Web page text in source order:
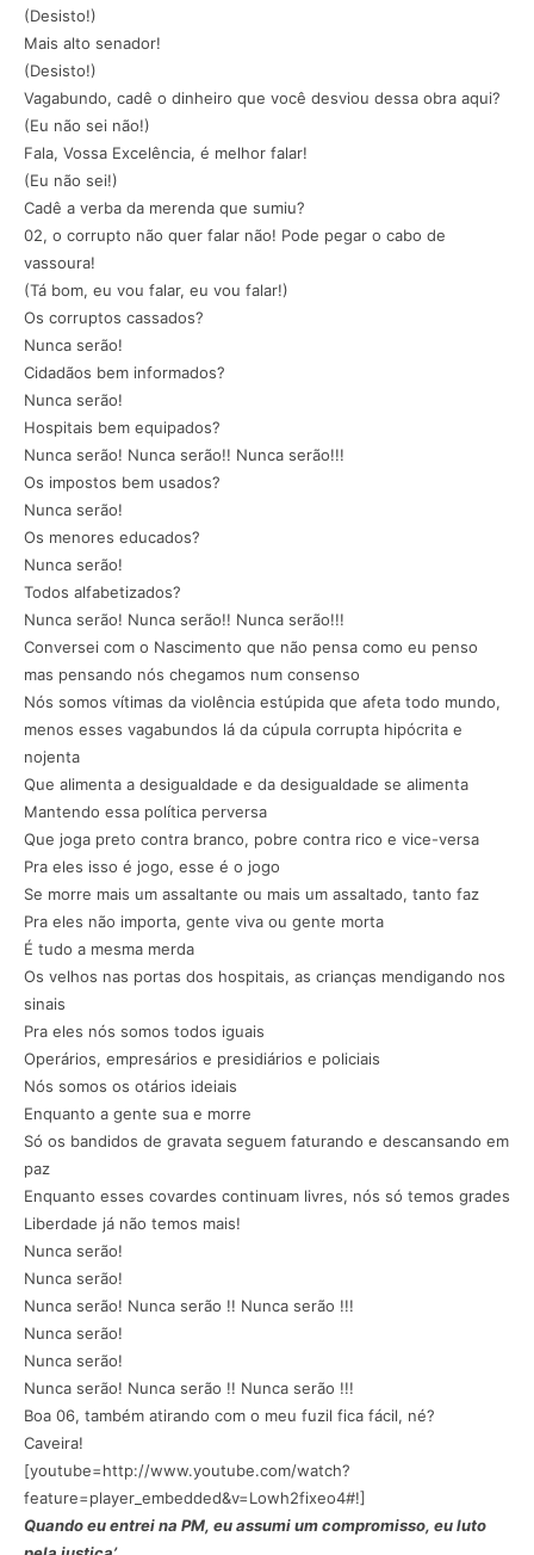
(Desisto!)
Mais alto senador!
(Desisto!)
Vagabundo, cadê o dinheiro que você desviou dessa obra aqui?
(Eu não sei não!)
Fala, Vossa Excelência, é melhor falar!
(Eu não sei!)
Cadê a verba da merenda que sumiu?
02, o corrupto não quer falar não! Pode pegar o cabo de
vassoura!
(Tá bom, eu vou falar, eu vou falar!)
Os corruptos cassados?
Nunca serão!
Cidadãos bem informados?
Nunca serão!
Hospitais bem equipados?
Nunca serão! Nunca serão!! Nunca serão!!!
Os impostos bem usados?
Nunca serão!
Os menores educados?
Nunca serão!
Todos alfabetizados?
Nunca serão! Nunca serão!! Nunca serão!!!
Conversei com o Nascimento que não pensa como eu penso
mas pensando nós chegamos num consenso
Nós somos vítimas da violência estúpida que afeta todo mundo,
menos esses vagabundos lá da cúpula corrupta hipócrita e
nojenta
Que alimenta a desigualdade e da desigualdade se alimenta
Mantendo essa política perversa
Que joga preto contra branco, pobre contra rico e vice-versa
Pra eles isso é jogo, esse é o jogo
Se morre mais um assaltante ou mais um assaltado, tanto faz
Pra eles não importa, gente viva ou gente morta
É tudo a mesma merda
Os velhos nas portas dos hospitais, as crianças mendigando nos
sinais
Pra eles nós somos todos iguais
Operários, empresários e presidiários e policiais
Nós somos os otários ideiais
Enquanto a gente sua e morre
Só os bandidos de gravata seguem faturando e descansando em
paz
Enquanto esses covardes continuam livres, nós só temos grades
Liberdade já não temos mais!
Nunca serão!
Nunca serão!
Nunca serão! Nunca serão !! Nunca serão !!!
Nunca serão!
Nunca serão!
Nunca serão! Nunca serão !! Nunca serão !!!
Boa 06, também atirando com o meu fuzil fica fácil, né?
Caveira!
[youtube=http://www.youtube.com/watch?
feature=player_embedded&v=Lowh2fixeo4#!]
Quando eu entrei na PM, eu assumi um compromisso, eu luto